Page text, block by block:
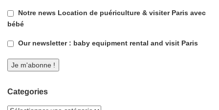
Notre news Location de puériculture & visiter Paris avec
bébé
Our newsletter : baby equipment rental and visit Paris
Categories